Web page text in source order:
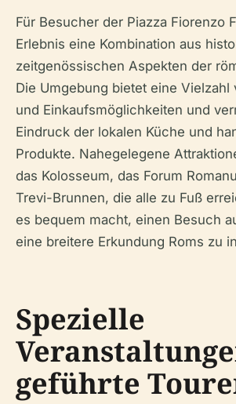
Für Besucher der Piazza Fiorenzo
Erlebnis eine Kombination aus
zeitgenössischen Aspekten der
Die Umgebung bietet eine Vielzahl
und Einkaufsmöglichkeiten und
Eindruck der lokalen Küche und
Produkte. Nahegelegene
das Kolosseum, das Forum
Trevi-Brunnen, die alle zu Fuß
es bequem macht, einen Besuch
eine breitere Erkundung Roms zu
Spezielle
geführte